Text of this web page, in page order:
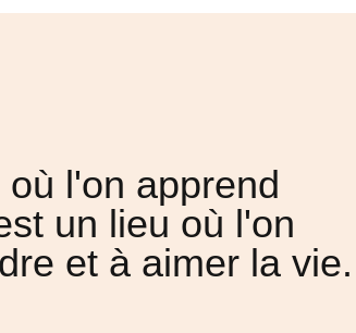
l'on apprend
un lieu où l'on
et à aimer la vie.